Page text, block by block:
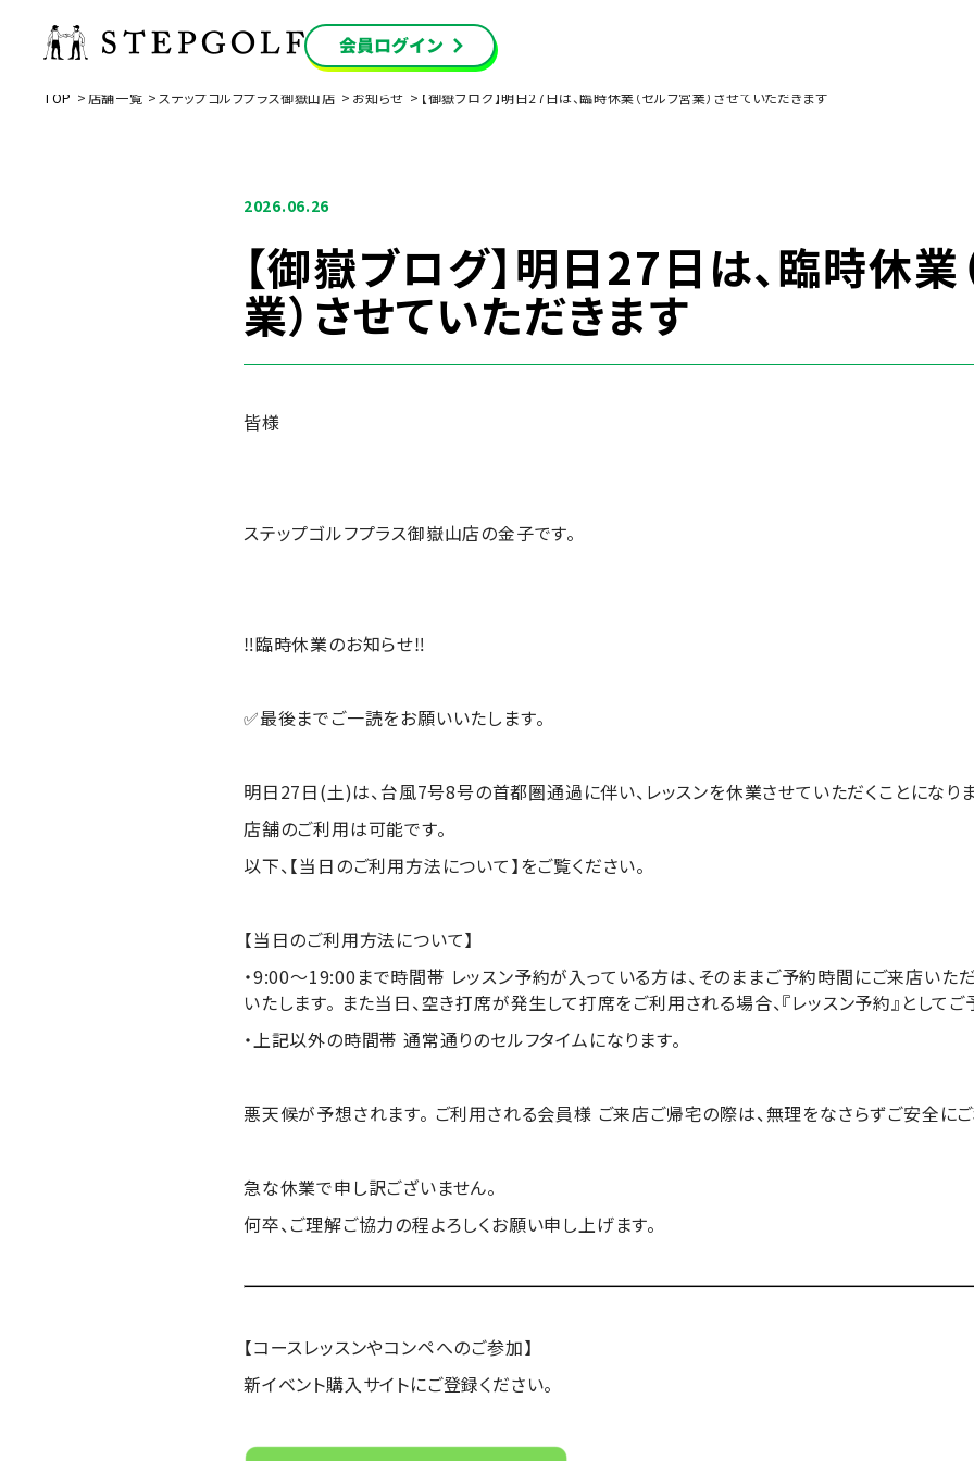
TOP 店舗一覧 ステップゴルフプラス御嶽山店 お知らせ 【御嶽ブログ】明日27日は、臨時休業（セルフ営業）させていただきます
2026.06.26
【御嶽ブログ】明日27日は、臨時休業
業）させていただきます
皆様
ステップゴルフプラス御嶽山店の金子です。
‼️臨時休業のお知らせ‼️
✅最後までご一読をお願いいたします。
明日27日(土)は、台風7号8号の首都圏通過に伴い、 レッスンを休業させていただくことになり
店舗のご利用は可能です。
以下、【当日のご利用方法について】をご覧ください。
【当日のご利用方法について】
・9:00〜19:00まで時間帯 レッスン予約が入っている方は、 そのままご予約時間にご来店いただ
いたします。 また当日、空き打席が発生して打席をご利用される場合、『レッスン予約』として
・上記以外の時間帯 通常通りのセルフタイムになります。
悪天候が予想されます。 ご利用される会員様 ご来店ご帰宅の際は、無理をなさらずご安全に
急な休業で申し訳ございません。
何卒、ご理解ご協力の程よろしくお願い申し上げます。
【コースレッスンやコンペへのご参加】
新イベント購入サイトにご登録ください。